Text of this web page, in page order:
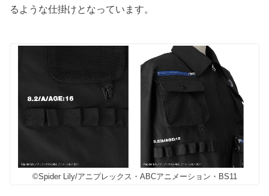
るような仕掛けとなっています。
©Spider Lily/アニプレックス・ABCアニメーション・BS11